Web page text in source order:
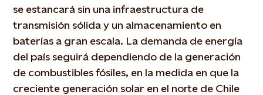
se estancará sin una infraestructura de
transmisión sólida y un almacenamiento en
baterías a gran escala. La demanda de energía
del país seguirá dependiendo de la generación
de combustibles fósiles, en la medida en que la
creciente generación solar en el norte de Chile